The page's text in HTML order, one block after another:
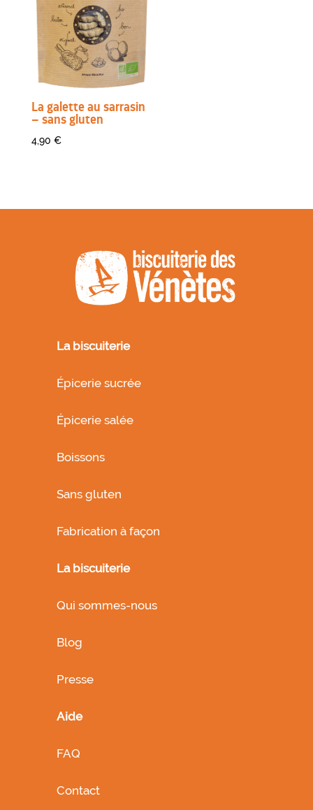
La galette au sarrasin
– sans gluten
4,90 €
La biscuiterie
Épicerie sucrée
Épicerie salée
Boissons
Sans gluten
Fabrication à façon
La biscuiterie
Qui sommes-nous
Blog
Presse
Aide
FAQ
Contact